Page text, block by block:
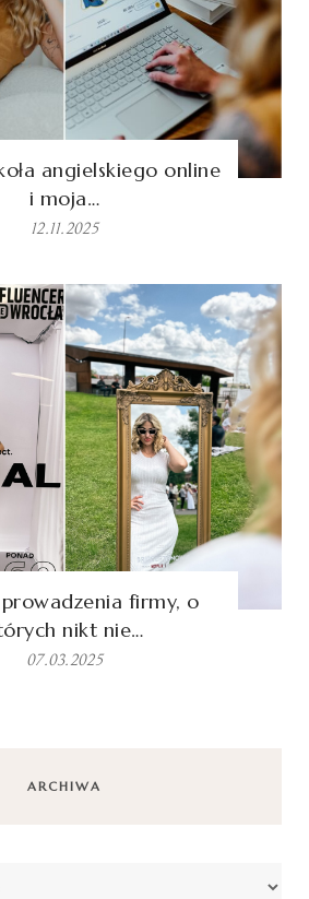
angielskiego online
i moja…
12.11.2025
firmy, o
nikt nie…
07.03.2025
ARCHIWA